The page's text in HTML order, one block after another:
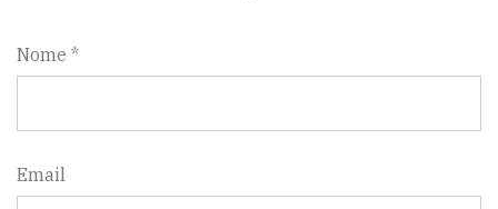
Nome *
Email